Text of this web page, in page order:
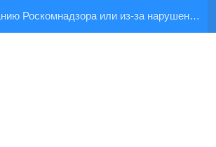
Страница заблокирована по требованию Роскомнадзора или из-за нарушения правил хостинга!